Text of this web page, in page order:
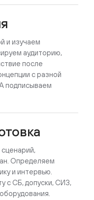
и изучаем
аудиторию,
после
с разной
подписываем
Определяем
и интервью.
с СБ, допуски, СИЗ,